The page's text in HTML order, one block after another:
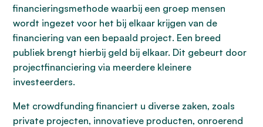
financieringsmethode waarbij een groep mensen
wordt ingezet voor het bij elkaar krijgen van de
financiering van een bepaald project. Een breed
publiek brengt hierbij geld bij elkaar. Dit gebeurt door
projectfinanciering via meerdere kleinere
investeerders.
Met crowdfunding financiert u diverse zaken, zoals
private projecten, innovatieve producten, onroerend